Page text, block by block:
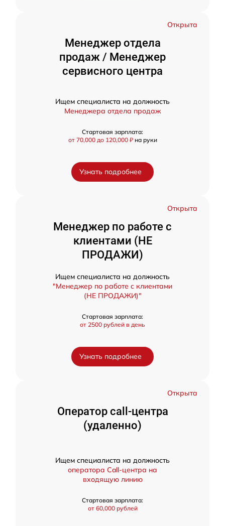
Открыта
Менеджер отдела
продаж / Менеджер
сервисного центра
Ищем специалиста на должность
Менеджера отдела продаж
Стартовая зарплата:
от 70,000 до 120,000 ₽ на руки
Узнать подробнее
Открыта
Менеджер по работе с
клиентами (НЕ
ПРОДАЖИ)
Ищем специалиста на должность
"Менеджер по работе с клиентами
(НЕ ПРОДАЖИ)"
Стартовая зарплата:
от 2500 рублей в день
Узнать подробнее
Открыта
Оператор call-центра
(удаленно)
Ищем специалиста на должность
оператора Call-центра на
входящую линию
Стартовая зарплата:
от 60,000 рублей